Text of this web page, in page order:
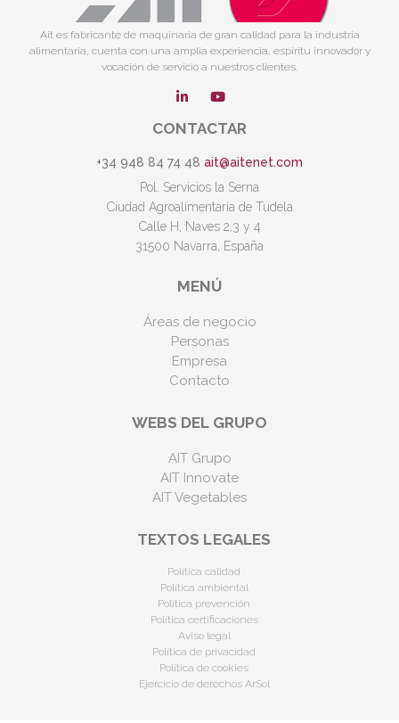
Ait es fabricante de maquinaria de gran calidad para la industria
alimentaria, cuenta con una amplia experiencia, espíritu innovador y
vocación de servicio a nuestros clientes.
CONTACTAR
+34 948 84 74 48 ait@aitenet.com
Pol. Servicios la Serna
Ciudad Agroalimentaria de Tudela
Calle H, Naves 2,3 y 4
31500 Navarra, España
MENÚ
Áreas de negocio
Personas
Empresa
Contacto
WEBS DEL GRUPO
AIT Grupo
AIT Innovate
AIT Vegetables
TEXTOS LEGALES
Política calidad
Política ambiental
Política prevención
Política certificaciones
Aviso legal
Política de privacidad
Política de cookies
Ejercicio de derechos ArSol